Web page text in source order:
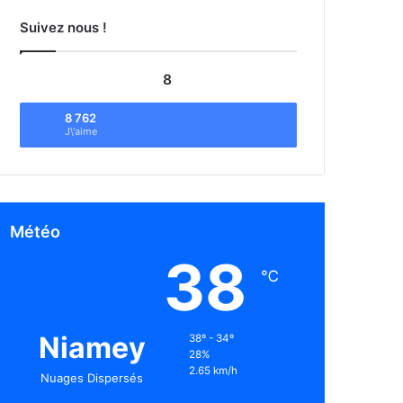
Suivez nous !
8
8 762
J\'aime
Météo
Niamey
Nuages Dispersés
38 ℃
38º - 34º
28%
2.65 km/h